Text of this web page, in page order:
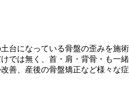
台になっている骨盤の歪みを施
では無く、首・肩・背骨・も一
善、産後の骨盤矯正など様々な症